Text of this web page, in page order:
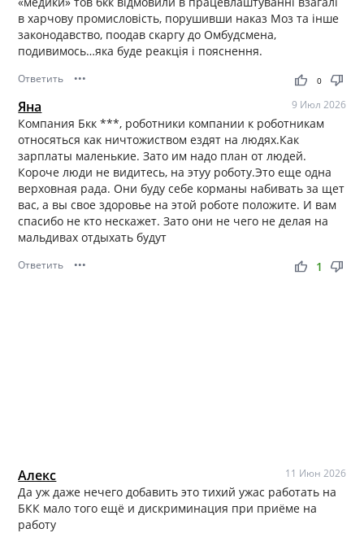
в харчову промисловість, порушивши наказ Моз та інше
законодавство, поодав скаргу до Омбудсмена,
подивимось…яка буде реакція і пояснення.
Ответить ••• thumb_up thumb_down
0
Яна 9 Июл 2026
Компания Бкк ***, роботники компании к роботникам
относяться как ничтожиством ездят на людях.Как
зарплаты маленькие. Зато им надо план от людей.
Короче люди не видитесь, на этуу роботу.Это еще одна
верховная рада. Они буду себе корманы набивать за щет
вас, а вы свое здоровье на этой роботе положите. И вам
спасибо не кто нескажет. Зато они не чего не делая на
мальдивах отдыхать будут
Ответить ••• thumb_up thumb_down
1
Алекс 11 Июн 2026
Да уж даже нечего добавить это тихий ужас работать на
БКК мало того ещё и дискриминация при приёме на
работу